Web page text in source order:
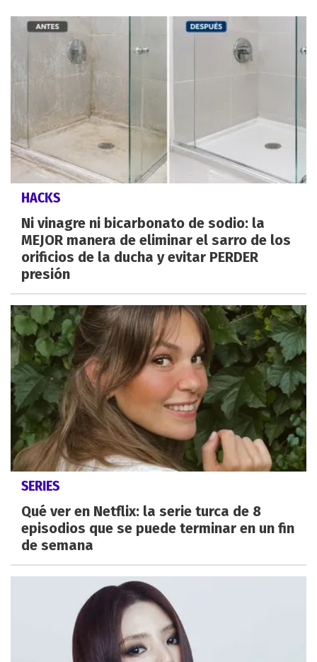
HACKS
Ni vinagre ni bicarbonato de sodio: la
MEJOR manera de eliminar el sarro de los
orificios de la ducha y evitar PERDER
presión
SERIES
Qué ver en Netflix: la serie turca de 8
episodios que se puede terminar en un fin
de semana